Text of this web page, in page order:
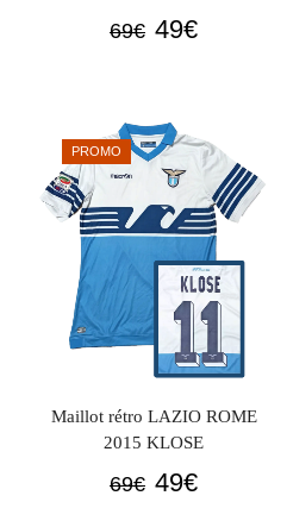
69€ Le
était :
69€.
49€Le
49€.
PROMO
Maillot rétro LAZIO ROME
2015 KLOSE
69€ Le
49€Le